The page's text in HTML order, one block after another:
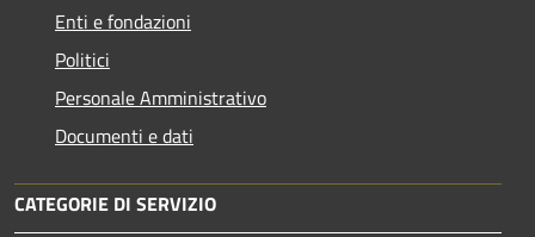
Enti e fondazioni
Politici
Personale Amministrativo
Documenti e dati
CATEGORIE DI SERVIZIO